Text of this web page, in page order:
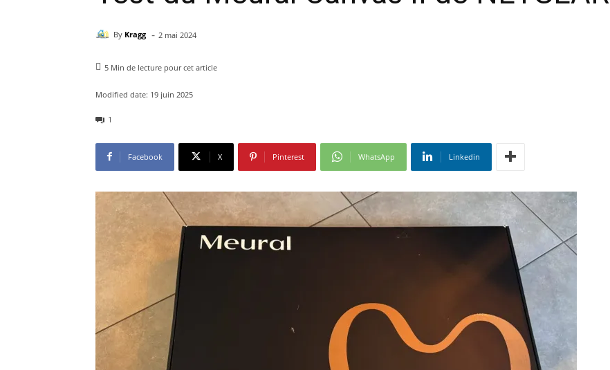
By Kragg - 2 mai 2024
5 Min de lecture pour cet article
Modified date: 19 juin 2025
1
Facebook X Pinterest WhatsApp Linkedin